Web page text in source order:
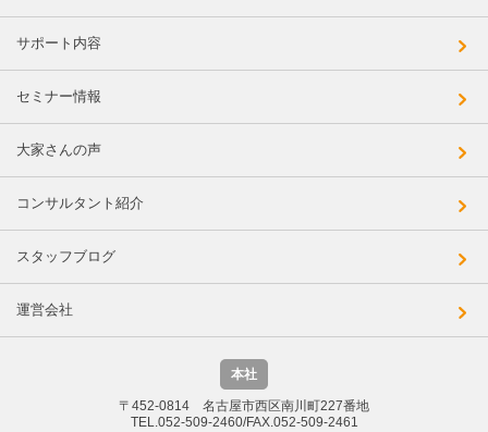
サポート内容
セミナー情報
大家さんの声
コンサルタント紹介
スタッフブログ
運営会社
本社
〒452-0814 名古屋市西区南川町227番地
TEL.052-509-2460/FAX.052-509-2461